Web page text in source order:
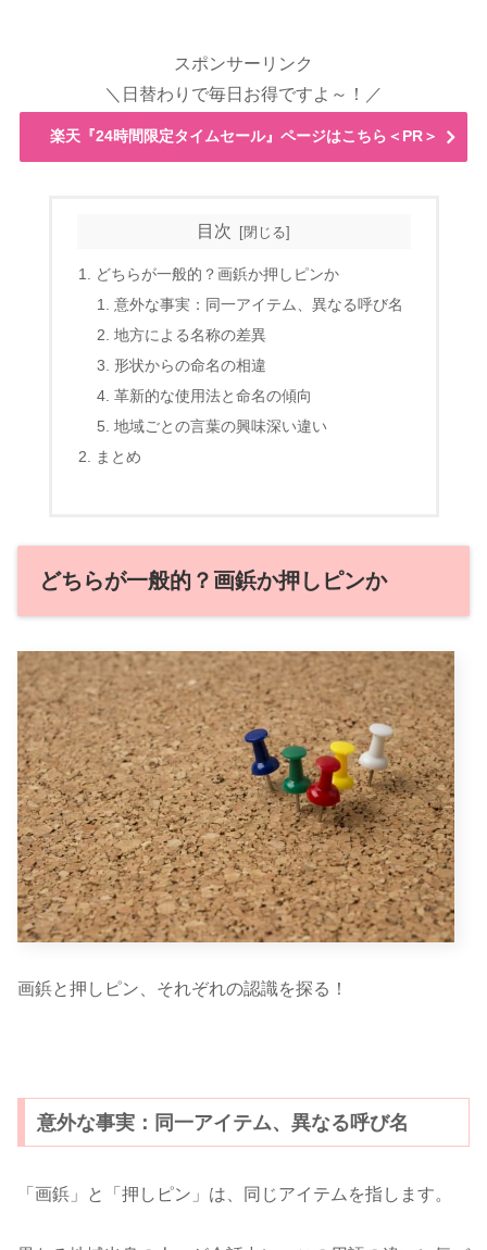
スポンサーリンク
＼日替わりで毎日お得ですよ～！／
楽天『24時間限定タイムセール』ページはこちら＜PR＞
目次
どちらが一般的？画鋲か押しピンか
意外な事実：同一アイテム、異なる呼び名
地方による名称の差異
形状からの命名の相違
革新的な使用法と命名の傾向
地域ごとの言葉の興味深い違い
まとめ
どちらが一般的？画鋲か押しピンか
画鋲と押しピン、それぞれの認識を探る！
意外な事実：同一アイテム、異なる呼び名
「画鋲」と「押しピン」は、同じアイテムを指します。